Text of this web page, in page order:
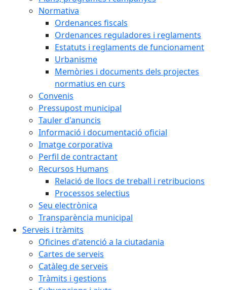
Normativa
Ordenances fiscals
Ordenances reguladores i reglaments
Estatuts i reglaments de funcionament
Urbanisme
Memòries i documents dels projectes
normatius en curs
Convenis
Pressupost municipal
Tauler d'anuncis
Informació i documentació oficial
Imatge corporativa
Perfil de contractant
Recursos Humans
Relació de llocs de treball i retribucions
Processos selectius
Seu electrònica
Transparència municipal
Serveis i tràmits
Oficines d'atenció a la ciutadania
Cartes de serveis
Catàleg de serveis
Tràmits i gestions